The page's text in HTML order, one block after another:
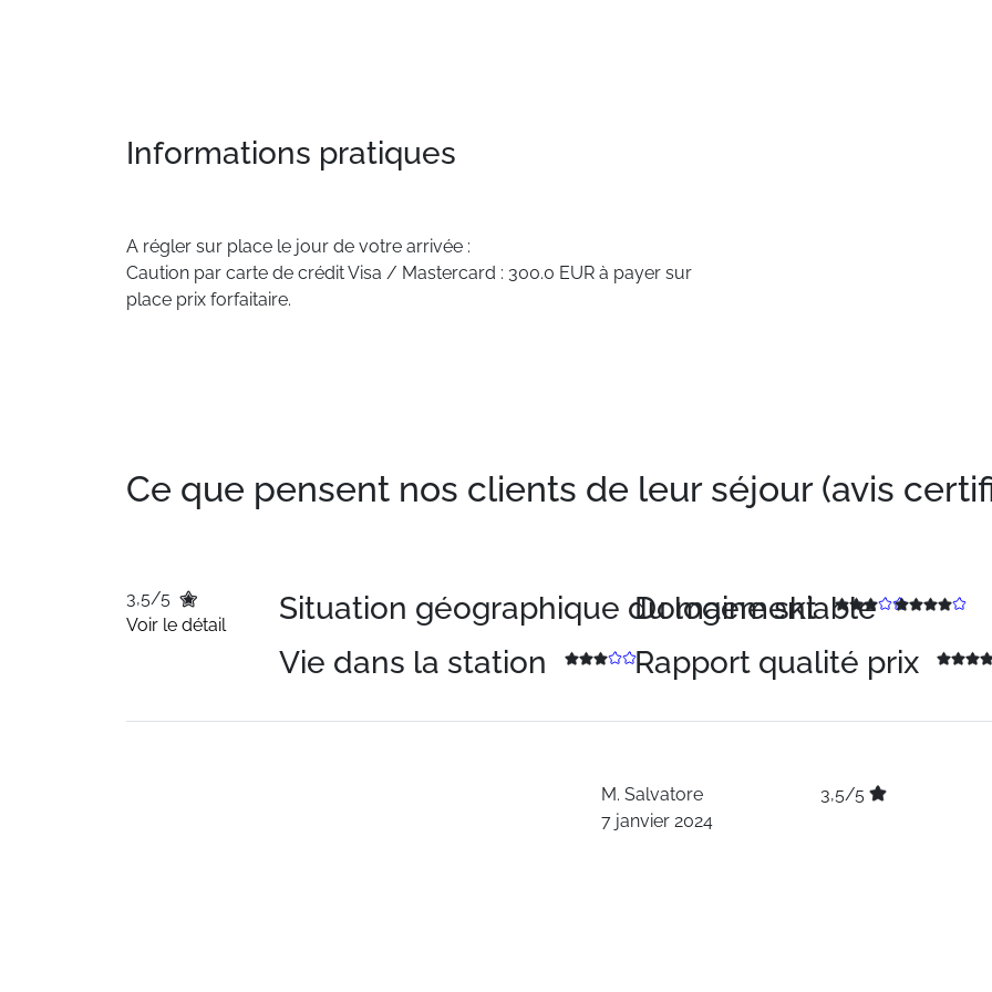
Informations pratiques
A régler sur place le jour de votre arrivée :
Caution par carte de crédit Visa / Mastercard : 300.0 EUR à payer sur
place prix forfaitaire.
Ce que pensent nos clients de leur séjour (avis
3,5/5
Voir le détail
Situation géographique du logement
Domaine skiable
Vie dans la station
Rapport qualité prix
M. Salvatore
3,5/5
7 janvier 2024